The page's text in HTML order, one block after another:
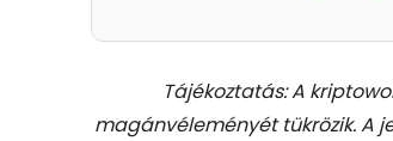
Tájékoztatás: A
magánvéleményét tükrözik. A